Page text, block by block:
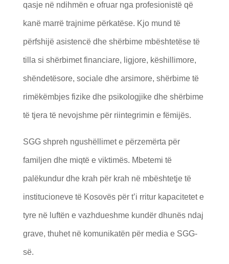
qasje në ndihmën e ofruar nga profesionistë që
kanë marrë trajnime përkatëse. Kjo mund të
përfshijë asistencë dhe shërbime mbështetëse të
tilla si shërbimet financiare, ligjore, këshillimore,
shëndetësore, sociale dhe arsimore, shërbime të
rimëkëmbjes fizike dhe psikologjike dhe shërbime
të tjera të nevojshme për riintegrimin e fëmijës.
SGG shpreh ngushëllimet e përzemërta për
familjen dhe miqtë e viktimës. Mbetemi të
palëkundur dhe krah për krah në mbështetje të
institucioneve të Kosovës për t’i rritur kapacitetet e
tyre në luftën e vazhdueshme kundër dhunës ndaj
grave, thuhet në komunikatën për media e SGG-
së.